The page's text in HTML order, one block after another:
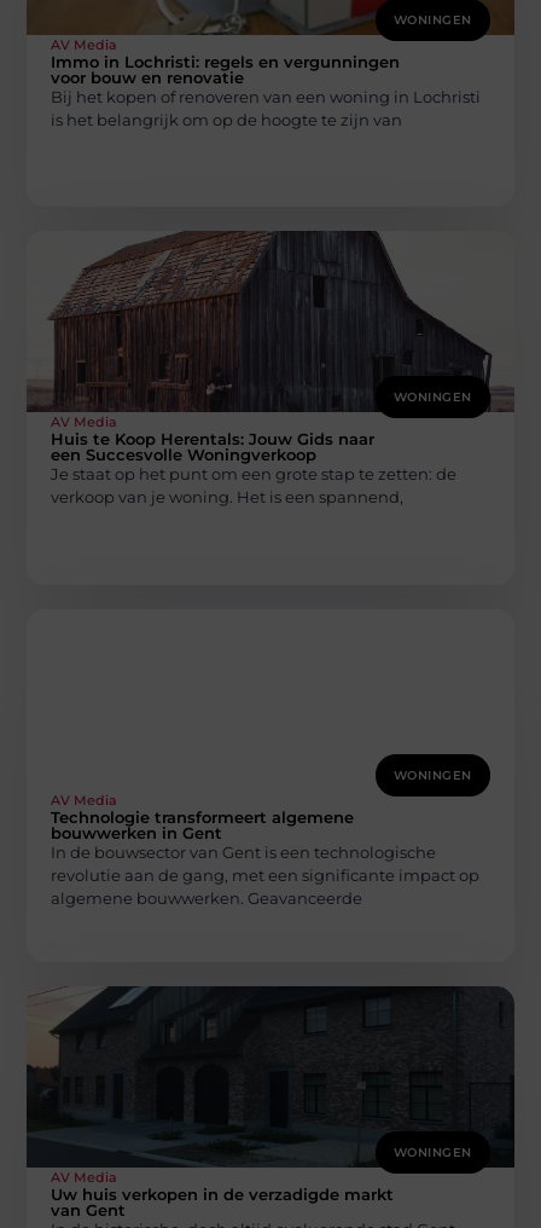
WONINGEN
AV Media
Immo in Lochristi: regels en vergunningen
voor bouw en renovatie
Bij het kopen of renoveren van een woning in Lochristi
is het belangrijk om op de hoogte te zijn van
WONINGEN
AV Media
Huis te Koop Herentals: Jouw Gids naar
een Succesvolle Woningverkoop
Je staat op het punt om een grote stap te zetten: de
verkoop van je woning. Het is een spannend,
WONINGEN
AV Media
Technologie transformeert algemene
bouwwerken in Gent
In de bouwsector van Gent is een technologische
revolutie aan de gang, met een significante impact op
algemene bouwwerken. Geavanceerde
WONINGEN
AV Media
Uw huis verkopen in de verzadigde markt
van Gent